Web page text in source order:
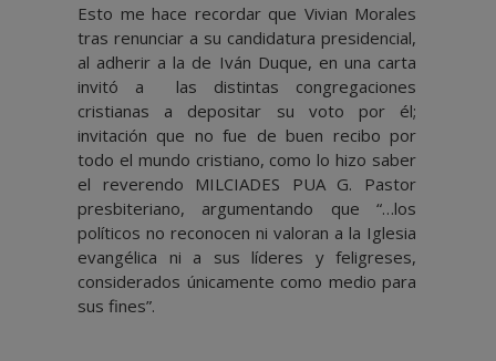
Esto me hace recordar que Vivian Morales
tras renunciar a su candidatura presidencial,
al adherir a la de Iván Duque, en una carta
invitó a las distintas congregaciones
cristianas a depositar su voto por él;
invitación que no fue de buen recibo por
todo el mundo cristiano, como lo hizo saber
el reverendo MILCIADES PUA G. Pastor
presbiteriano, argumentando que “…los
políticos no reconocen ni valoran a la Iglesia
evangélica ni a sus líderes y feligreses,
considerados únicamente como medio para
sus fines”.